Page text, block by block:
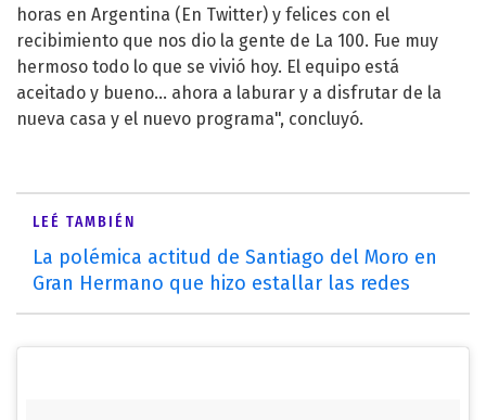
horas en Argentina (En Twitter) y felices con el
recibimiento que nos dio la gente de La 100. Fue muy
hermoso todo lo que se vivió hoy. El equipo está
aceitado y bueno... ahora a laburar y a disfrutar de la
nueva casa y el nuevo programa", concluyó.
LEÉ TAMBIÉN
La polémica actitud de Santiago del Moro en
Gran Hermano que hizo estallar las redes